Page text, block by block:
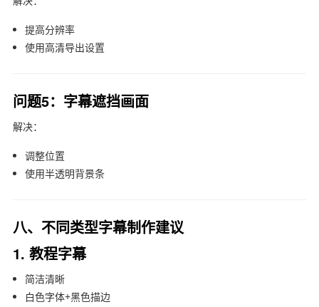
提高分辨率
使用高清导出设置
问题5：字幕遮挡画面
解决：
调整位置
使用半透明背景条
八、不同类型字幕制作建议
1. 教程字幕
简洁清晰
白色字体+黑色描边